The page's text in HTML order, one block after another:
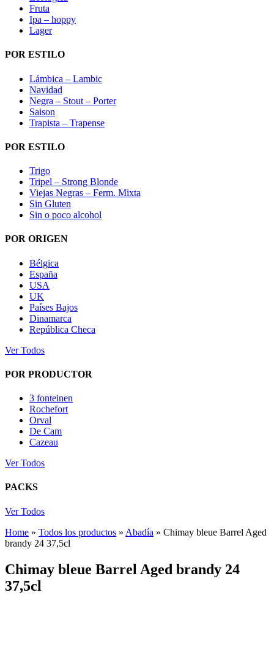
Fruta
Ipa – hoppy
Lager
POR ESTILO
Lámbica – Lambic
Navidad
Negra – Stout – Porter
Saison
Trapista – Trapense
POR ESTILO
Trigo
Tripel – Strong Blonde
Viejas Negras – Ferm. Mixta
Sin Gluten
Sin o poco alcohol
POR ORIGEN
Bélgica
España
USA
UK
Países Bajos
Dinamarca
República Checa
Ver Todos
POR PRODUCTOR
3 fonteinen
Rochefort
Orval
De Cam
Cazeau
Ver Todos
PACKS
Ver Todos
Home » Todos los productos » Abadía » Chimay bleue Barrel Aged
brandy 24 37,5cl
Chimay bleue Barrel Aged brandy 24
37,5cl